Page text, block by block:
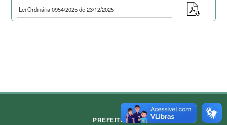
Lei Ordinária 0954/2025 de 23/12/2025
PREFEITURA